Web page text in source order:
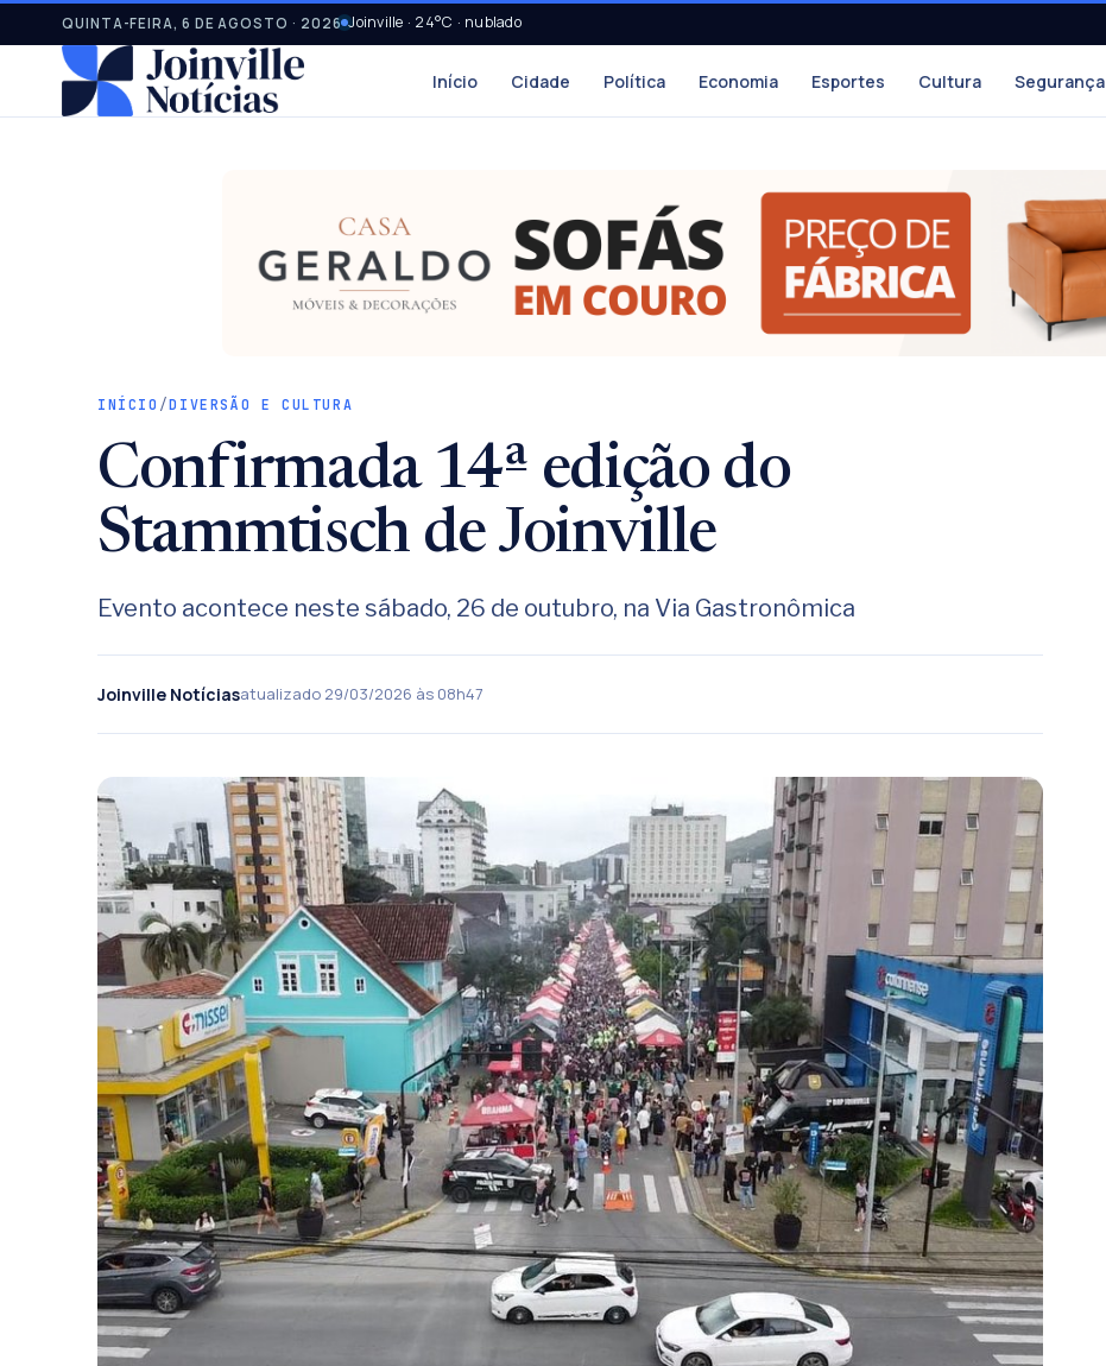
QUINTA-FEIRA, 6 DE AGOSTO · 2026 Joinville · 24°C · nublado
Início Cidade Política Economia Esportes Cultura Segurança
INÍCIO /DIVERSÃO E CULTURA
Confirmada 14ª edição do
Stammtisch de Joinville
Evento acontece neste sábado, 26 de outubro, na Via Gastronômica
Joinville Notíciasatualizado 29/03/2026 às 08h47